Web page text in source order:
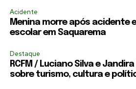
Acidente
Menina morre após acidente
escolar em Saquarema
Destaque
RCFM / Luciano Silva e
sobre turismo, cultura e